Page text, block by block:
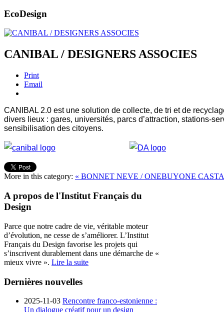
EcoDesign
CANIBAL / DESIGNERS ASSOCIES
Print
Email
CANIBAL 2.0 est une solution de collecte, de tri et de
divers lieux : gares, universités, parcs d’attraction, stations-
sensibilisation des citoyens.
More in this category: « BONNET NEVE / ONEBUYONE
A propos de l'Institut Français du
Design
Parce que notre cadre de vie, véritable moteur
d’évolution, ne cesse de s’améliorer. L’Institut
Français du Design favorise les projets qui
s’inscrivent durablement dans une démarche de «
mieux vivre ». Lire la suite
Dernières nouvelles
2025-11-03 Rencontre franco-estonienne :
Un dialogue créatif pour un design